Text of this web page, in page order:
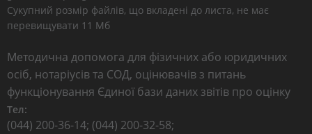
Сукупний розмір файлів, що вкладені до листа, не має
перевищувати 11 Мб
Методична допомога для фізичних або юридичних
осіб, нотаріусів та СОД, оцінювачів з питань
функціонування Єдиної бази даних звітів про оцінку
Тел:
(044) 200-36-14; (044) 200-32-58;